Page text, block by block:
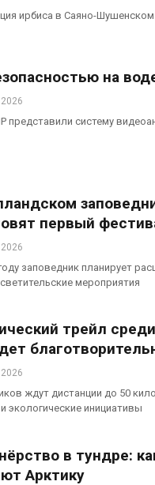
ирбиса в Саяно-
на
представили систему
первый
заповедник планирует
мероприятия
трейл
ждут дистанции до 50
экологические инициативы
в тундре:
Арктику
Авг 6, 2026
соли